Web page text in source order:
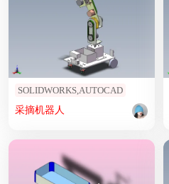
SOLIDWORKS,AUTOCAD
采摘机器人